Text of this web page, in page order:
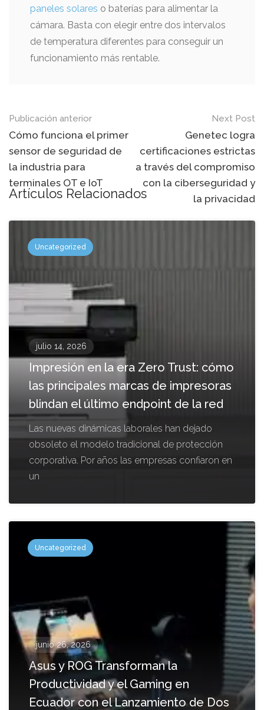
paneles solares o baterías para alimentar la
cámara. Basta con elegir entre dos intervalos
de temperatura diferentes para conseguir un
funcionamiento más rentable.
Mensaje
de
navegación
Publicación anterior
Cómo funciona el primer
sensor de seguridad de
la industria para
terminales OT e IoT
Next Post
Genetec logra
certificaciones estrictas
a través del compromiso
con la ciberseguridad y
la privacidad
Artículos Relacionados
Uncategorized
julio 14, 2026
Impresión en la era Zero Trust: cómo
las principales marcas de impresoras
blindan el último endpoint de la red
Las nuevas dinámicas laborales han dejado
obsoleto el modelo tradicional de protección
corporativa. Por años las empresas confiaron en
un
Uncategorized
junio 26, 2026
Asus y ROG Transforman la
Productividad y el Gaming en
Ecuador con el Lanzamiento de Dos